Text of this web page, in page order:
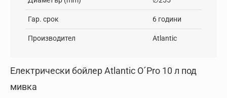
Гар. срок 6 години
Производител Atlantic
Електрически бойлер Atlantic O´Pro 10 л под
мивка